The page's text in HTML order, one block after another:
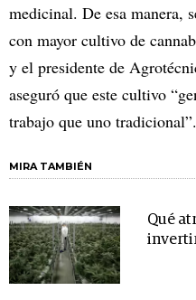
medicinal. De esa manera,
con mayor cultivo de
y el presidente de
aseguró que este cultivo
trabajo que uno tradicional”.
MIRA TAMBIÉN
Qué